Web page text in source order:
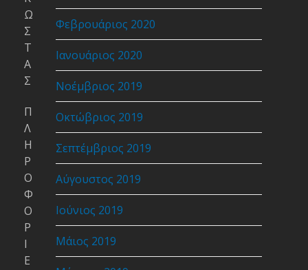
Φεβρουάριος 2020
Ιανουάριος 2020
Νοέμβριος 2019
Οκτώβριος 2019
Σεπτέμβριος 2019
Αύγουστος 2019
Ιούνιος 2019
Μάιος 2019
Ω
Σ
Τ
Α
Σ
Π
Λ
Η
Ρ
Ο
Φ
Ο
Ρ
Ι
Ε